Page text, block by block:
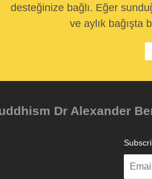
desteğinize bağlı. Eğer
ve aylık bağışta
Dr Alexander
Enter